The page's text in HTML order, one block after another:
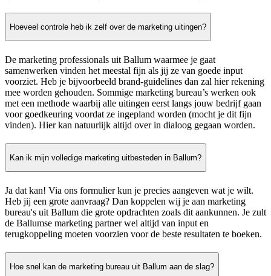
Hoeveel controle heb ik zelf over de marketing uitingen?
De marketing professionals uit Ballum waarmee je gaat
samenwerken vinden het meestal fijn als jij ze van goede input
voorziet. Heb je bijvoorbeeld brand-guidelines dan zal hier rekening
mee worden gehouden. Sommige marketing bureau’s werken ook
met een methode waarbij alle uitingen eerst langs jouw bedrijf gaan
voor goedkeuring voordat ze ingepland worden (mocht je dit fijn
vinden). Hier kan natuurlijk altijd over in dialoog gegaan worden.
Kan ik mijn volledige marketing uitbesteden in Ballum?
Ja dat kan! Via ons formulier kun je precies aangeven wat je wilt.
Heb jij een grote aanvraag? Dan koppelen wij je aan marketing
bureau's uit Ballum die grote opdrachten zoals dit aankunnen. Je zult
de Ballumse marketing partner wel altijd van input en
terugkoppeling moeten voorzien voor de beste resultaten te boeken.
Hoe snel kan de marketing bureau uit Ballum aan de slag?